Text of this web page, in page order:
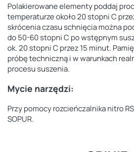
Polakierowane elementy poddaj
temperaturze około 20 stopni C
skrócenia czasu schnięcia można
do 50-60 stopni C po wstępnym
ok. 20 stopni C przez 15 minut.
próbę techniczną i w warunkach
procesu suszenia.
Mycie narzędzi:
Przy pomocy rozcieńczalnika nitro
SOPUR.